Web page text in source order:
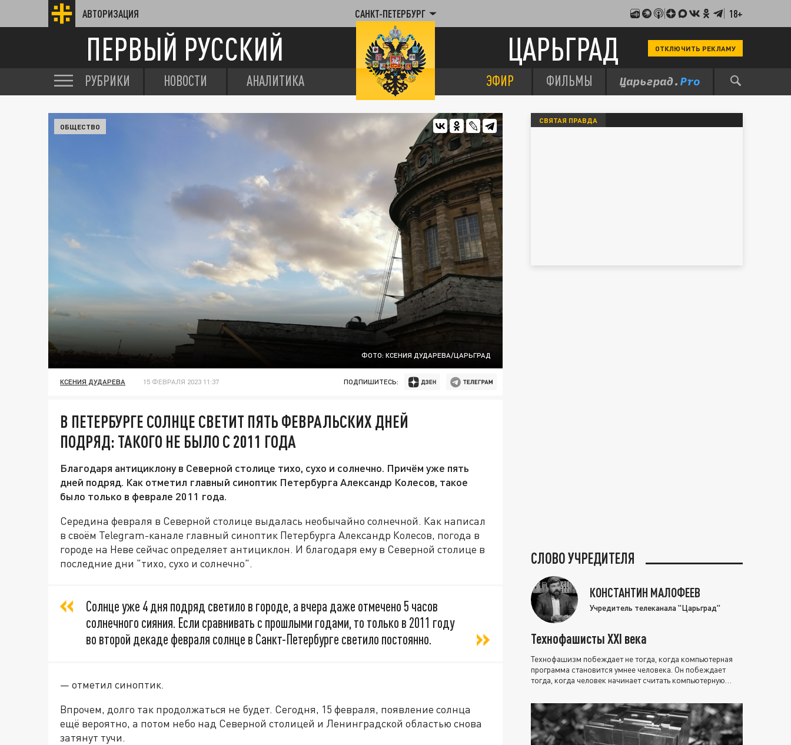
АВТОРИЗАЦИЯ САНКТ-ПЕТЕРБУРГ 18+
ПЕРВЫЙ РУССКИЙ ЦАРЬГРАД ОТКЛЮЧИТЬ РЕКЛАМУ
РУБРИКИ НОВОСТИ АНАЛИТИКА ЭФИР ФИЛЬМЫ
ФОТО: КСЕНИЯ ДУДАРЕВА/ЦАРЬГРАД
ОБЩЕСТВО
КСЕНИЯ ДУДАРЕВА 15 ФЕВРАЛЯ 2023 11:37 ПОДПИШИТЕСЬ:
В ПЕТЕРБУРГЕ СОЛНЦЕ СВЕТИТ ПЯТЬ ФЕВРАЛЬСКИХ ДНЕЙ
ПОДРЯД: ТАКОГО НЕ БЫЛО С 2011 ГОДА
Благодаря антициклону в Северной столице тихо, сухо и солнечно. Причём уже пять
дней подряд. Как отметил главный синоптик Петербурга Александр Колесов, такое
было только в феврале 2011 года.
Середина февраля в Северной столице выдалась необычайно солнечной. Как написал
в своём Telegram-канале главный синоптик Петербурга Александр Колесов, погода в
городе на Неве сейчас определяет антициклон. И благодаря ему в Северной столице в
последние дни "тихо, сухо и солнечно".
Солнце уже 4 дня подряд светило в городе, а вчера даже отмечено 5 часов
солнечного сияния. Если сравнивать с прошлыми годами, то только в 2011 году
во второй декаде февраля солнце в Санкт-Петербурге светило постоянно.
— отметил синоптик.
Впрочем, долго так продолжаться не будет. Сегодня, 15 февраля, появление солнца
ещё вероятно, а потом небо над Северной столицей и Ленинградской областью снова
затянут тучи.
СВЯТАЯ ПРАВДА
СЛОВО УЧРЕДИТЕЛЯ
КОНСТАНТИН МАЛОФЕЕВ
Учредитель телеканала "Царьград"
Технофашисты XXI века
Технофашизм побеждает не тогда, когда компьютерная
программа становится умнее человека. Он побеждает
тогда, когда человек начинает считать компьютерную